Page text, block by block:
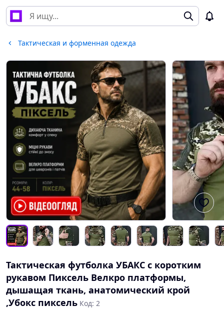
Тактическая и форменная одежда
Тактическая футболка УБАКС с коротким
рукавом Пиксель Велкро платформы,
дышащая ткань, анатомический крой
,Убокс пиксель Код: 2